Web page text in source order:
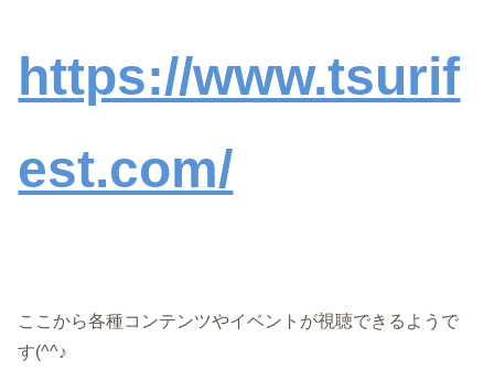
https://www.tsurif
est.com/
ここから各種コンテンツやイベントが視聴できるようで
す(^^♪